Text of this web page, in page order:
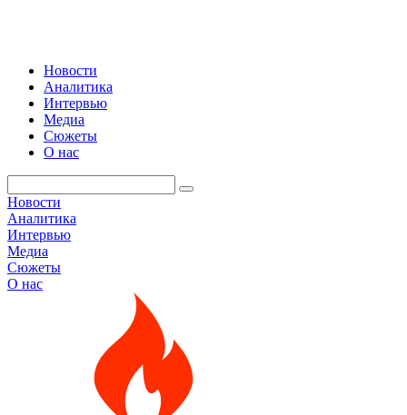
Новости
Аналитика
Интервью
Медиа
Сюжеты
О нас
Новости
Аналитика
Интервью
Медиа
Сюжеты
О нас